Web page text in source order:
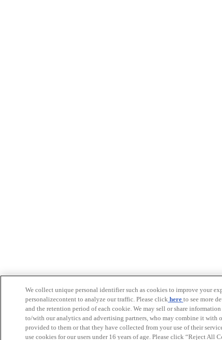
We collect unique personal identifier such as cookies to improve your
personalizecontent to analyze our traffic. Please clickhere to see more
and the retention period of each cookie. We may sell or share
to/with our analytics and advertising partners, who may combine it with
provided to them or that they have collected from your use of their
use cookies for our users under 16 years of age. Please click “Reject All